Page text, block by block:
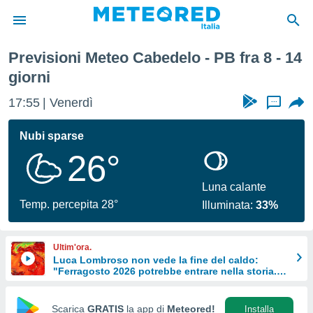
di
per
di
Web
le
Previsioni Meteo Cabedelo - PB fra 8 - 14
giorni
17:55 Venerdì ...
Nubi sparse
26°
Temp. percepita 28°
Luna calante
Illuminata:33%
Ultim'ora.
Luca Lombroso non vede la fine del caldo:
"Ferragosto 2026 potrebbe entrare nella storia.
Scarica GRATIS la app di Meteored! Installa